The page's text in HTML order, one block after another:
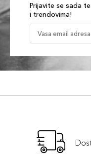
Prijavite se sada
i trendovima!